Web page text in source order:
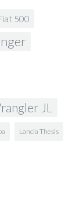
500
JL
Lancia Thesis